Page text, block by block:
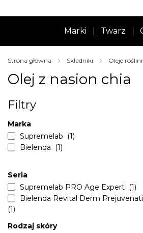
Marki Twarz
Strona główna Składniki Oleje
Olej z nasion chia
Filtry
Marka
Supremelab (1)
Bielenda (1)
Seria
Supremelab PRO Age Expert (1)
Bielenda Revital Derm
(1)
Rodzaj skóry